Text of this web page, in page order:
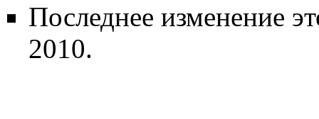
Последнее изменение
2010.